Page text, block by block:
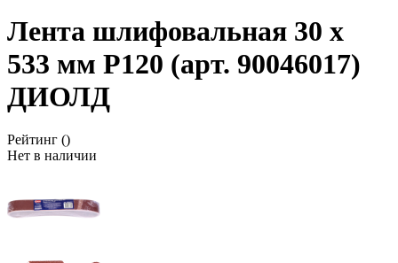
Лента шлифовальная 30 х
533 мм P120 (арт. 90046017)
ДИОЛД
Рейтинг ()
Нет в наличии